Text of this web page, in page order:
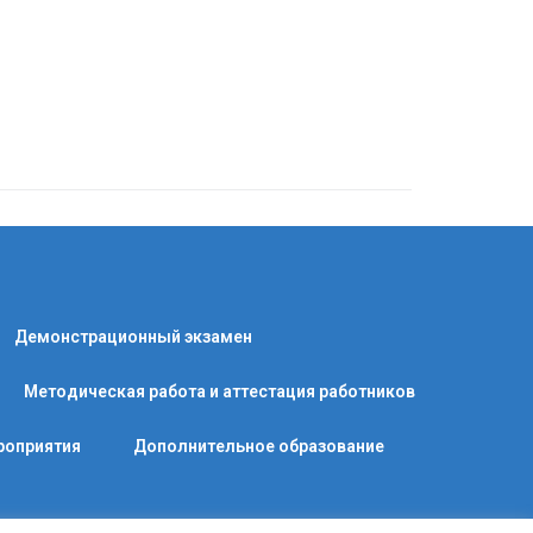
Демонстрационный экзамен
Методическая работа и аттестация работников
Дополнительное образование